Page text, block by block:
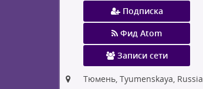
Подписка
Фид Atom
Записи сети
Тюмень, Tyumenskaya, Russia